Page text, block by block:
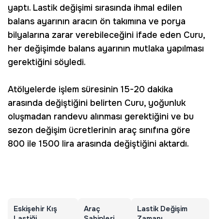
yaptı. Lastik değişimi sırasında ihmal edilen
balans ayarının aracın ön takımına ve porya
bilyalarına zarar verebileceğini ifade eden Curu,
her değişimde balans ayarının mutlaka yapılması
gerektiğini söyledi.
Atölyelerde işlem süresinin 15-20 dakika
arasında değiştiğini belirten Curu, yoğunluk
oluşmadan randevu alınması gerektiğini ve bu
sezon değişim ücretlerinin araç sınıfına göre
800 ile 1500 lira arasında değiştiğini aktardı.
Eskişehir Kış
Araç
Lastik Değişim